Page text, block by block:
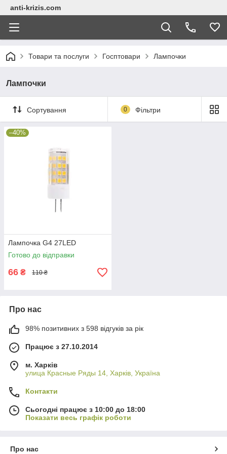
anti-krizis.com
Товари та послуги Госптовари Лампочки
Лампочки
Сортування 0 Фільтри
–40%
Лампочка G4 27LED
Готово до відправки
66 ₴ 110 ₴
Про нас
98% позитивних з 598 відгуків за рік
Працює з 27.10.2014
м. Харків
улица Красные Ряды 14, Харків, Україна
Контакти
Сьогодні працює з 10:00 до 18:00
Показати весь графік роботи
Про нас